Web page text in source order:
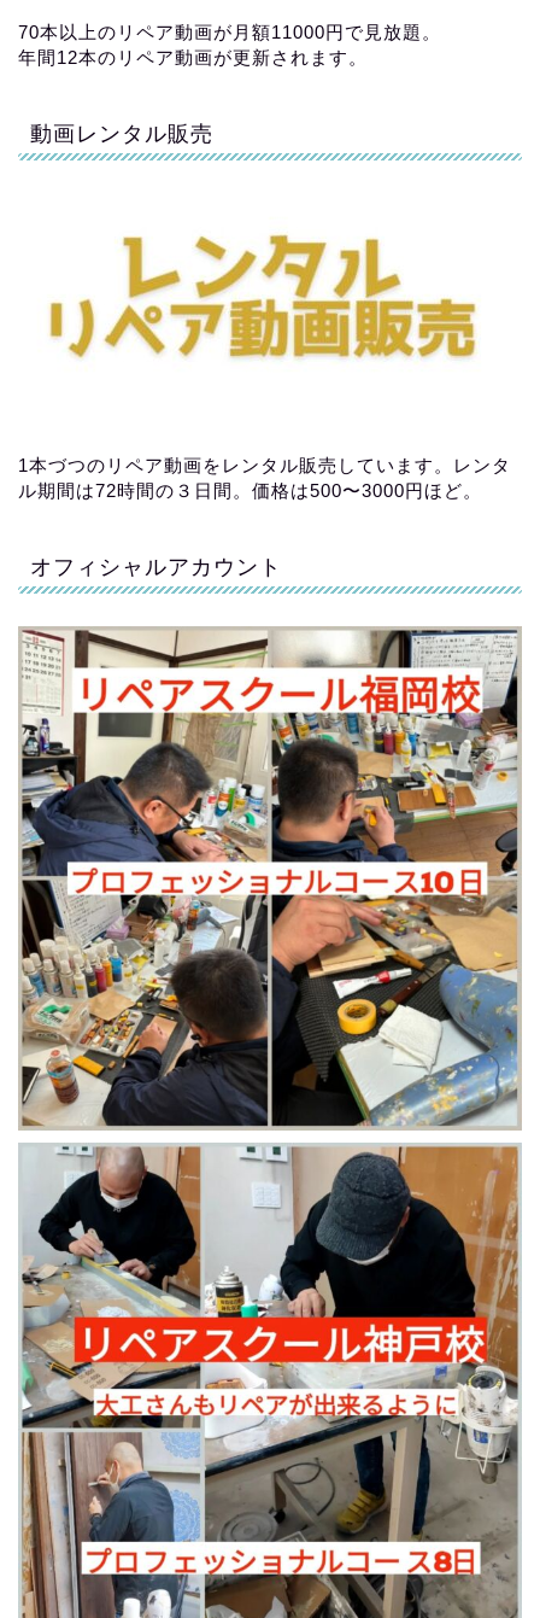
70本以上のリペア動画が月額11000円で見放題。
年間12本のリペア動画が更新されます。
動画レンタル販売
1本づつのリペア動画をレンタル販売しています。レンタ
ル期間は72時間の３日間。価格は500〜3000円ほど。
オフィシャルアカウント